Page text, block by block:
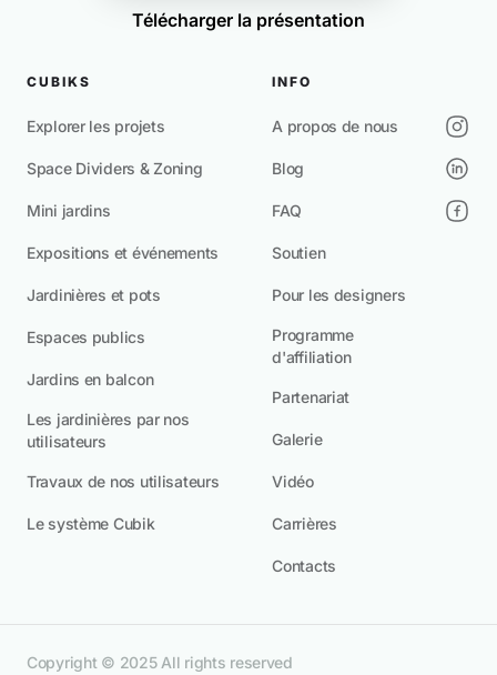
Télécharger la présentation
CUBIKS
Explorer les projets
Space Dividers & Zoning
Mini jardins
Expositions et événements
Jardinières et pots
Espaces publics
Jardins en balcon
Les jardinières par nos
utilisateurs
Travaux de nos utilisateurs
Le système Cubik
INFO
A propos de nous
Blog
FAQ
Soutien
Pour les designers
Programme
d'affiliation
Partenariat
Galerie
Vidéo
Carrières
Contacts
Copyright © 2025 All rights reserved